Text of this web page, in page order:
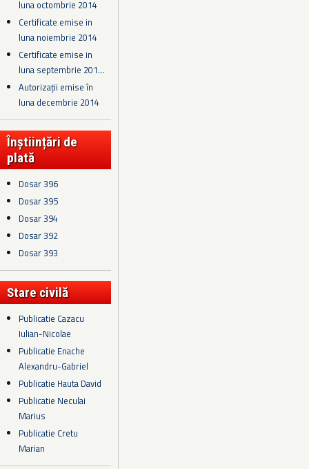
luna octombrie 2014
Certificate emise in
luna noiembrie 2014
Certificate emise in
luna septembrie 201...
Autorizații emise în
luna decembrie 2014
Înștiințări de
plată
Dosar 396
Dosar 395
Dosar 394
Dosar 392
Dosar 393
Stare civilă
Publicatie Cazacu
Iulian-Nicolae
Publicatie Enache
Alexandru-Gabriel
Publicatie Hauta David
Publicatie Neculai
Marius
Publicatie Cretu
Marian